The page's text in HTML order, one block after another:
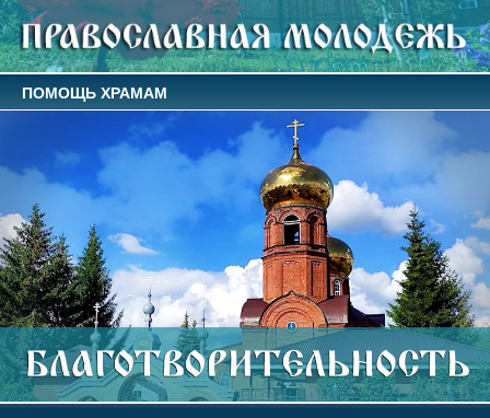
ПОМОЩЬ ХРАМАМ